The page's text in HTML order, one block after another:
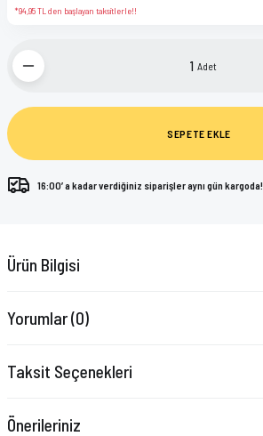
*94,95 TL den başlayan taksitlerle!!
Adet
SEPETE EKLE
16:00’ a kadar verdiğiniz siparişler aynı gün kargoda!
Ürün Bilgisi
Yorumlar (0)
Taksit Seçenekleri
Önerileriniz